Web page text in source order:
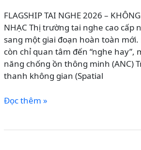
FLAGSHIP TAI NGHE 2026 –
NHẠC Thị trường tai nghe cao cấp
sang một giai đoạn hoàn toàn
còn chỉ quan tâm đến “nghe hay”,
năng chống ồn thông minh (ANC)
thanh không gian (Spatial
So
Đọc thêm »